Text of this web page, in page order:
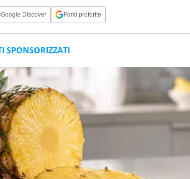
Google Discover Fonti preferite